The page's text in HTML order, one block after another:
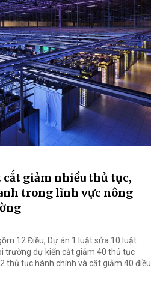
cắt giảm nhiều thủ tục,
trong lĩnh vực nông
12 Điều, Dự án 1 luật sửa 10 luật
trường dự kiến cắt giảm 40 thủ tục
thủ tục hành chính và cắt giảm 40 điều